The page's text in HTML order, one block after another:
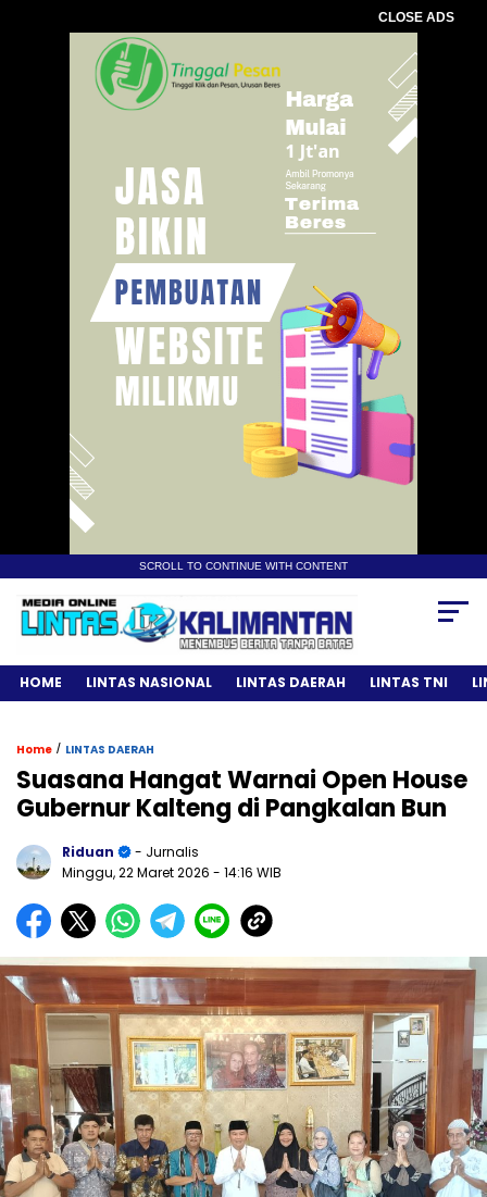
CLOSE ADS
SCROLL TO CONTINUE WITH CONTENT
HOME LINTAS NASIONAL LINTAS DAERAH LINTAS TNI
Home / LINTAS DAERAH
Suasana Hangat Warnai Open House
Gubernur Kalteng di Pangkalan Bun
Riduan
- Jurnalis
Minggu, 22 Maret 2026 - 14:16 WIB